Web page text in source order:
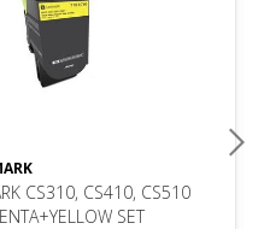
CS310, CS410, CS510
SET